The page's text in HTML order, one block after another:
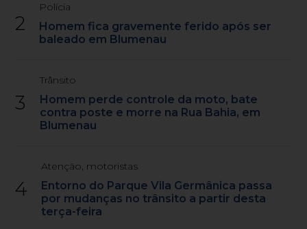
2
Polícia
Homem fica gravemente ferido após ser
baleado em Blumenau
3
Trânsito
Homem perde controle da moto, bate
contra poste e morre na Rua Bahia, em
Blumenau
4
Atenção, motoristas
Entorno do Parque Vila Germânica passa
por mudanças no trânsito a partir desta
terça-feira